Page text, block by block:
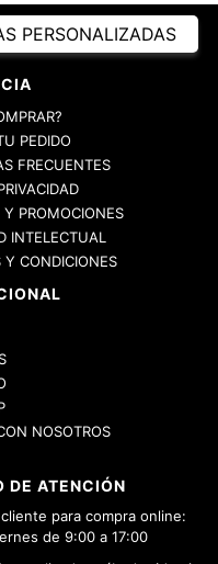
PERSONALIZADAS
PEDIDO
FRECUENTES
PROMOCIONES
INTELECTUAL
Y CONDICIONES
NOSOTROS
DE ATENCIÓN
para compra online:
de 9:00 a 17:00